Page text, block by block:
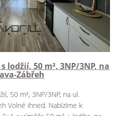
lodžií, 50 m², 3NP/3NP, na
Zábřeh
50 m², 3NP/3NP, na ul.
Volné ihned. Nabízíme k